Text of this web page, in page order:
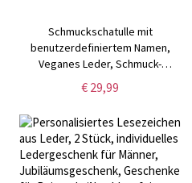
Schmuckschatulle mit
benutzerdefiniertem Namen,
Veganes Leder, Schmuck-
Reiseetui, Organizer-Box,
Geburtstags-/Hochzeits-/
Mutter/Ehefrau/Brautjungfern
€ 29,99